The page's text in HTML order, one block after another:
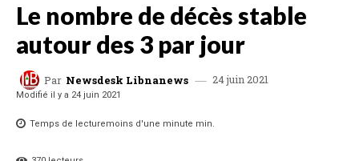
Le nombre de décès stable
autour des 3 par jour
Par Newsdesk Libnanews 24 juin 2021
Modifié il y a 24 juin 2021
Temps de lecturemoins d'une minute min.